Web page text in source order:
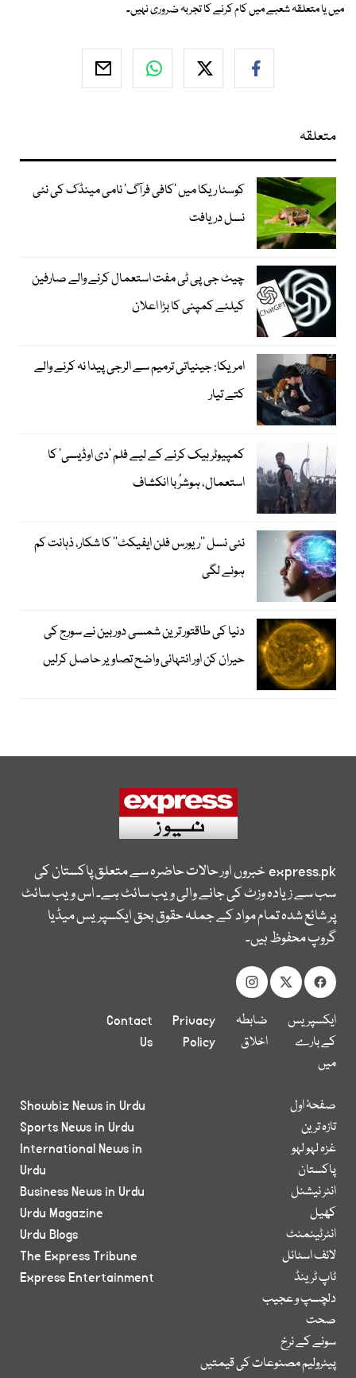
میں یا متعلقہ شعبے میں کام کرنے کا تجربہ ضروری نہیں۔
متعلقہ
کوسٹا ریکا میں 'کافی فرآگ' نامی مینڈک کی نئی
نسل دریافت
چیٹ جی پی ٹی مفت استعمال کرنے والے صارفین
کیلئے کمپنی کا بڑا اعلان
امریکا: جینیاتی ترمیم سے الرجی پیدا نہ کرنے والے
کتے تیار
کمپیوٹر ہیک کرنے کے لیے فلم ’دی اوڈیسی‘ کا
استعمال، ہوشرُبا انکشاف
نئی نسل ’’ریورس فلن ایفیکٹ‘‘ کا شکار، ذہانت کم
ہونے لگی
دنیا کی طاقتور ترین شمسی دوربین نے سورج کی
حیران کن اور انتہائی واضح تصاویر حاصل کرلیں
express.pkخبروں اور حالات حاضرہ سے متعلق پاکستان کی
سب سے زیادہ وزٹ کی جانے والی ویب سائٹ ہے۔ اس ویب سائٹ
پر شائع شدہ تمام مواد کے جملہ حقوق بحق ایکسپریس میڈیا
گروپ محفوظ ہیں۔
ایکسپریس
کے بارے
میں
ضابطہ
اخلاق
Privacy
Policy
Contact
Us
صفحۂ اول
تازہ ترین
غزہ لہو لہو
پاکستان
انٹر نیشنل
کھیل
انٹرٹینمنٹ
لائف اسٹائل
ٹاپ ٹرینڈ
دلچسپ و عجیب
صحت
سونے کے نرخ
پیٹرولیم مصنوعات کی قیمتیں
Showbiz News in Urdu
Sports News in Urdu
International News in
Urdu
Business News in Urdu
Urdu Magazine
Urdu Blogs
The Express Tribune
Express Entertainment